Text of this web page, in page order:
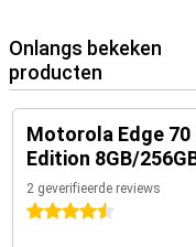
Onlangs bekeken
producten
Motorola Edge 70
Edition 8GB/
2 geverifieerde reviews
4.5 sterren